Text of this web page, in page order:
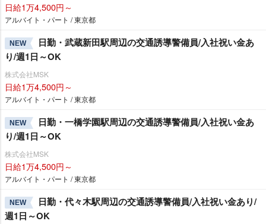
日給1万4,500円～
アルバイト・パート / 東京都
NEW
日勤・武蔵新田駅周辺の交通誘導警備員/入社祝い金あ
り/週1日～OK
株式会社MSK
日給1万4,500円～
アルバイト・パート / 東京都
NEW
日勤・一橋学園駅周辺の交通誘導警備員/入社祝い金あ
り/週1日～OK
株式会社MSK
日給1万4,500円～
アルバイト・パート / 東京都
NEW
日勤・代々木駅周辺の交通誘導警備員/入社祝い金あり/
週1日～OK